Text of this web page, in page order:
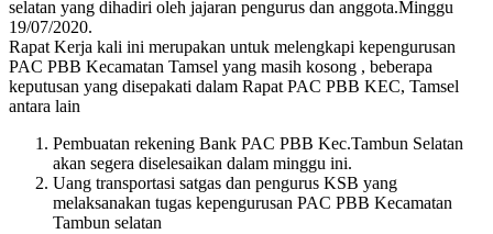
selatan yang dihadiri oleh jajaran pengurus dan anggota.Minggu
19/07/2020.
Rapat Kerja kali ini merupakan untuk melengkapi kepengurusan
PAC PBB Kecamatan Tamsel yang masih kosong , beberapa
keputusan yang disepakati dalam Rapat PAC PBB KEC, Tamsel
antara lain
Pembuatan rekening Bank PAC PBB Kec.Tambun Selatan
akan segera diselesaikan dalam minggu ini.
Uang transportasi satgas dan pengurus KSB yang
melaksanakan tugas kepengurusan PAC PBB Kecamatan
Tambun selatan